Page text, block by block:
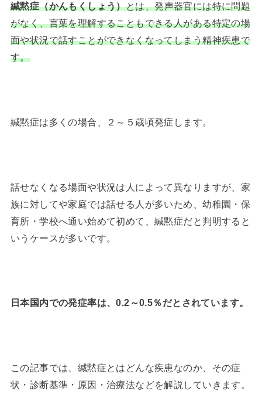
緘黙症（かんもくしょう）とは、発声器官には特に問題
がなく、言葉を理解することもできる人がある特定の場
面や状況で話すことができなくなってしまう精神疾患で
す。
緘黙症は多くの場合、２～５歳頃発症します。
話せなくなる場面や状況は人によって異なりますが、家
族に対してや家庭では話せる人が多いため、幼稚園・保
育所・学校へ通い始めて初めて、緘黙症だと判明すると
いうケースが多いです。
日本国内での発症率は、0.2～0.5％だとされています。
この記事では、緘黙症とはどんな疾患なのか、その症
状・診断基準・原因・治療法などを解説していきます。